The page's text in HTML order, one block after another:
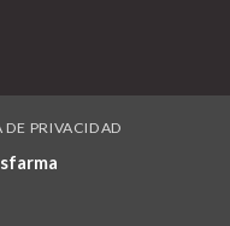
DE PRIVACIDAD